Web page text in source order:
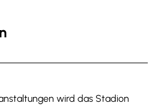
wird das Stadion